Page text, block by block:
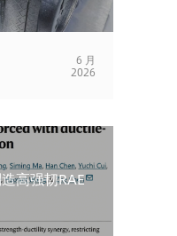
6 月
2026
高强韧RAE